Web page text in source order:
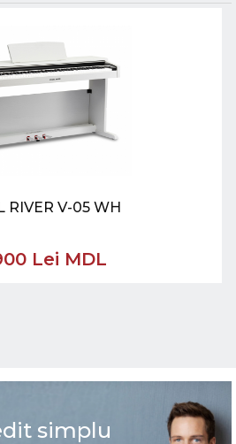
RIVER V-05 WH
Lei MDL
simplu